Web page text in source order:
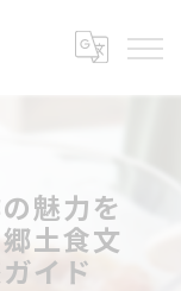
魅力を
土食文
イド